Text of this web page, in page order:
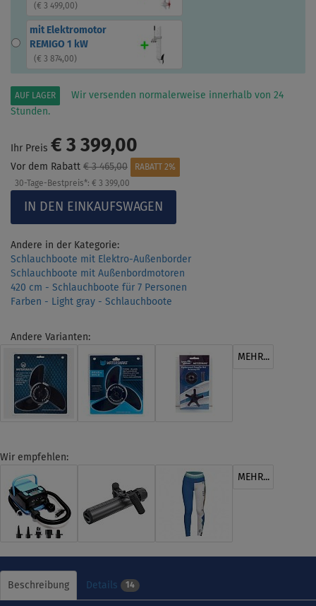
( € 3 499,00)
mit Elektromotor
REMIGO 1 kW
( € 3 874,00)
AUF LAGER
Wir versenden normalerweise innerhalb von 24
Stunden.
Ihr Preis € 3 399,00
Vor dem Rabatt € 3 465,00
RABATT 2%
30-Tage-Bestpreis*: € 3 399,00
Andere in der Kategorie:
Schlauchboote mit Elektro-Außenborder
Schlauchboote mit Außenbordmotoren
420 cm - Schlauchboote für 7 Personen
Farben - Light gray - Schlauchboote
Andere Varianten:
MEHR...
Wir empfehlen:
MEHR...
Beschreibung Details 14